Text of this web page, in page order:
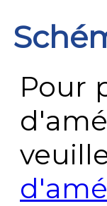
Pour